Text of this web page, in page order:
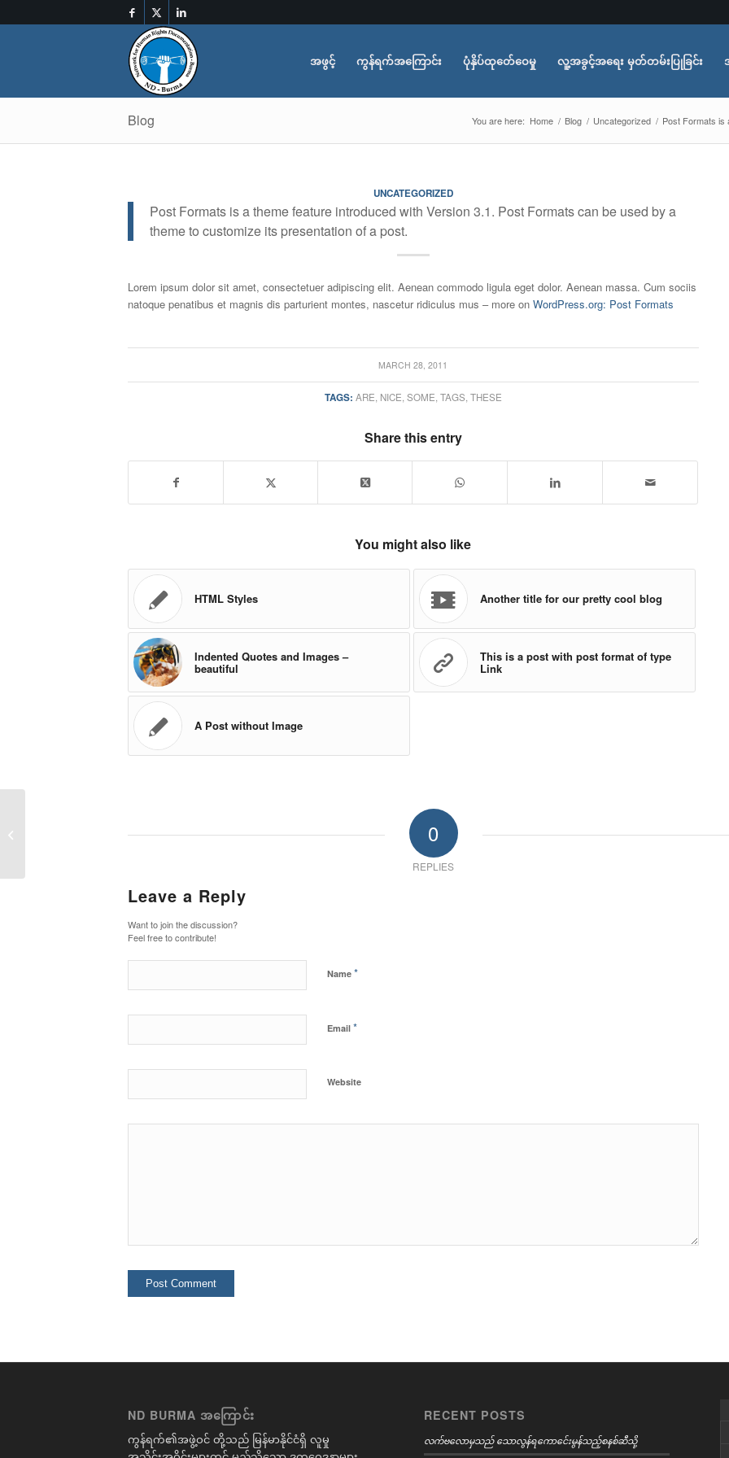
အဖွင့် ကွန်ရက်အကြောင်း ပုံနှိပ်ထုတ်ေဝေမှု လူ့အခွင့်အရေး မှတ်တမ်းပြုခြင်း
Blog You are here: Home / Blog / Uncategorized / Post Formats is
UNCATEGORIZED
Post Formats is a theme feature introduced with Version 3.1. Post Formats can be used by a
theme to customize its presentation of a post.
Lorem ipsum dolor sit amet, consectetuer adipiscing elit. Aenean commodo ligula eget dolor. Aenean massa. Cum sociis
natoque penatibus et magnis dis parturient montes, nascetur ridiculus mus – more on WordPress.org: Post Formats
MARCH 28, 2011
TAGS: ARE NICE SOME TAGS THESE
Share this entry
You might also like
HTML Styles Another title for our pretty cool blog
Indented Quotes and Images –
beautiful
This is a post with post format of type
Link
A Post without Image
0
REPLIES
Leave a Reply
Want to join the discussion?
Feel free to contribute!
Name *
Email *
Website
ND BURMA အကြောင်း
ကွန်ရက်၏အဖွဲ့ဝင် တို့သည် မြန်မာနိုင်ငံရှိ လူမှု
RECENT POSTS
လက်ဗလောမှသည် သောလွန်ရကောင်ေးမွန်သည့်စနစ်ဆီသို့